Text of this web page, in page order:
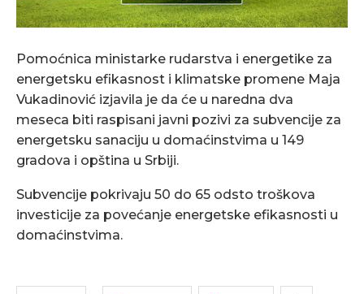
Pomoćnica ministarke rudarstva i energetike za
energetsku efikasnost i klimatske promene Maja
Vukadinović izjavila je da će u naredna dva
meseca biti raspisani javni pozivi za subvencije za
energetsku sanaciju u domaćinstvima u 149
gradova i opština u Srbiji.
Subvencije pokrivaju 50 do 65 odsto troškova
investicije za povećanje energetske efikasnosti u
domaćinstvima.